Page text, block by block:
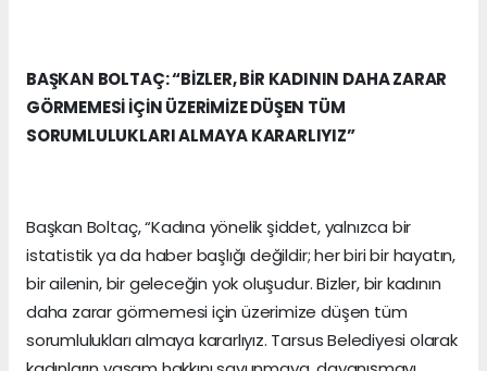
BAŞKAN BOLTAÇ: “BİZLER, BİR KADININ DAHA ZARAR
GÖRMEMESİ İÇİN ÜZERİMİZE DÜŞEN TÜM
SORUMLULUKLARI ALMAYA KARARLIYIZ”
Başkan Boltaç, “Kadına yönelik şiddet, yalnızca bir
istatistik ya da haber başlığı değildir; her biri bir hayatın,
bir ailenin, bir geleceğin yok oluşudur. Bizler, bir kadının
daha zarar görmemesi için üzerimize düşen tüm
sorumlulukları almaya kararlıyız. Tarsus Belediyesi olarak